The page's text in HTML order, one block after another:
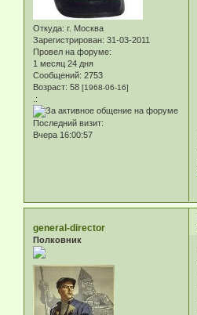
Откуда: г. Москва
Зарегистрирован: 31-03-2011
Провел на форуме:
1 месяц 24 дня
Сообщений: 2753
Возраст: 58 [1968-06-16]
.:
Последний визит:
Вчера 16:00:57
general-director
Полковник